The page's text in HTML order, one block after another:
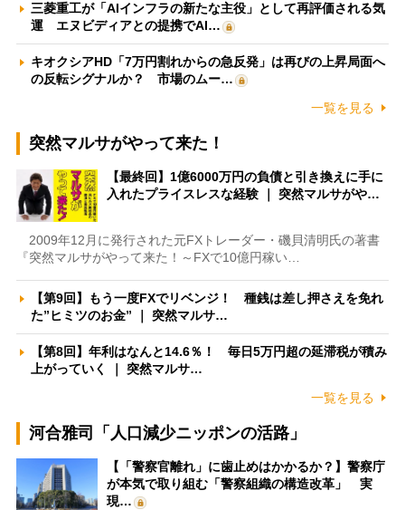
三菱重工が「AIインフラの新たな主役」として再評価される気
運 エヌビディアとの提携でAI…
キオクシアHD「7万円割れからの急反発」は再びの上昇局面へ
の反転シグナルか？ 市場のムー…
一覧を見る
突然マルサがやって来た！
【最終回】1億6000万円の負債と引き換えに手に
入れたプライスレスな経験 ｜ 突然マルサがや…
2009年12月に発行された元FXトレーダー・磯貝清明氏の著書
『突然マルサがやって来た！～FXで10億円稼い…
【第9回】もう一度FXでリベンジ！ 種銭は差し押さえを免れ
た”ヒミツのお金” ｜ 突然マルサ…
【第8回】年利はなんと14.6％！ 毎日5万円超の延滞税が積み
上がっていく ｜ 突然マルサ…
一覧を見る
河合雅司「人口減少ニッポンの活路」
【「警察官離れ」に歯止めはかかるか？】警察庁
が本気で取り組む「警察組織の構造改革」 実
現…